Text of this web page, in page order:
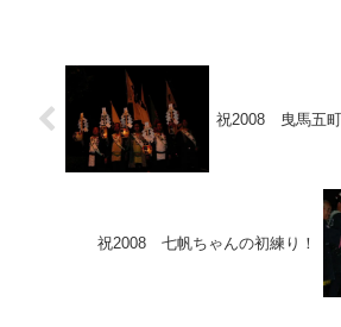
祝2008 曳馬五町
祝2008 七帆ちゃんの初練り！